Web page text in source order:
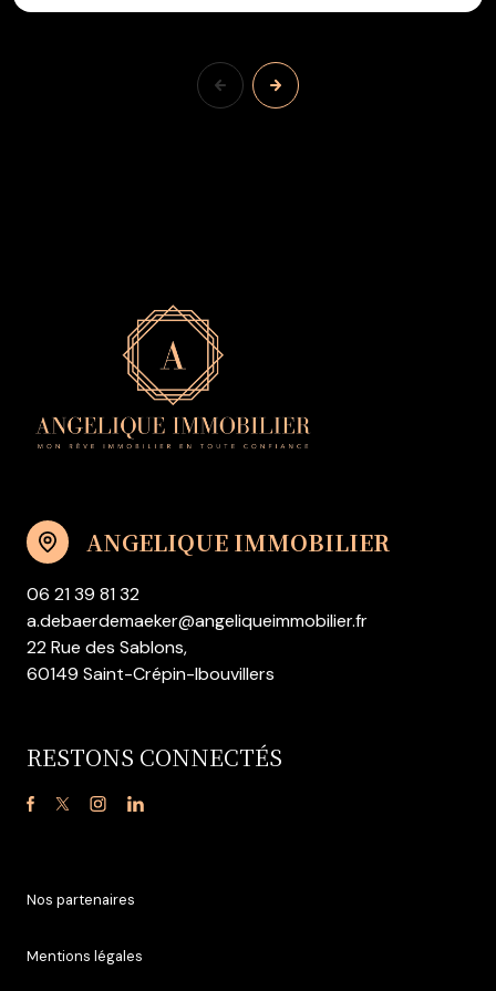
ANGELIQUE IMMOBILIER
06 21 39 81 32
a.debaerdemaeker@angeliqueimmobilier.fr
22 Rue des Sablons,
60149 Saint-Crépin-Ibouvillers
RESTONS CONNECTÉS
Nos partenaires
Mentions légales